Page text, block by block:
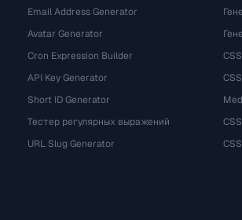
Email Address Generator
Avatar Generator
Cron Expression Builder
API Key Generator
Short ID Generator
Тестер регулярных выражений
URL Slug Generator